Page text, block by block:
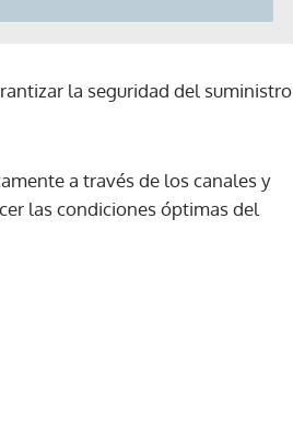
la seguridad del suministro
a través de los canales y
las condiciones óptimas del